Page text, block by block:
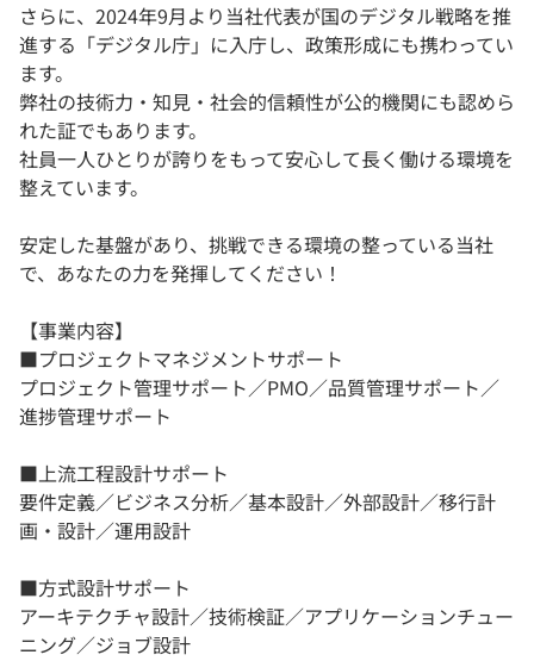
さらに、2024年9月より当社代表が国のデジタル戦略を推
進する「デジタル庁」に入庁し、政策形成にも携わってい
ます。
弊社の技術力・知見・社会的信頼性が公的機関にも認めら
れた証でもあります。
社員一人ひとりが誇りをもって安心して長く働ける環境を
整えています。
安定した基盤があり、挑戦できる環境の整っている当社
で、あなたの力を発揮してください！
【事業内容】
■プロジェクトマネジメントサポート
プロジェクト管理サポート／PMO／品質管理サポート／
進捗管理サポート
■上流工程設計サポート
要件定義／ビジネス分析／基本設計／外部設計／移行計
画・設計／運用設計
■方式設計サポート
アーキテクチャ設計／技術検証／アプリケーションチュー
ニング／ジョブ設計